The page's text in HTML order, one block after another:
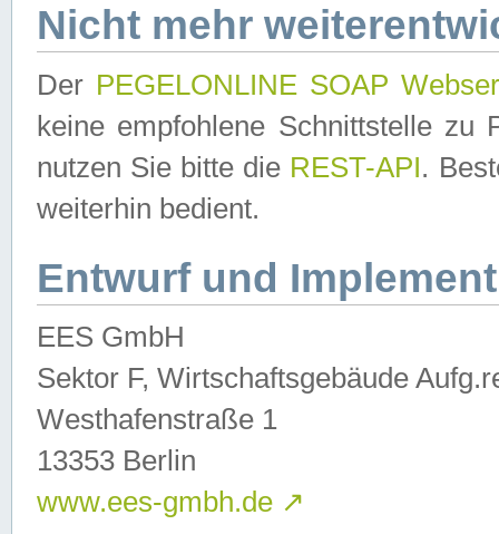
Nicht mehr
Der PEGELONLINE SOAP
keine empfohlene Schnittstelle zu
nutzen Sie bitte die REST-API.
weiterhin bedient.
Entwurf und
EES GmbH
Sektor F, Wirtschaftsgebäude
Westhafenstraße 1
13353 Berlin
www.ees-gmbh.de ↗